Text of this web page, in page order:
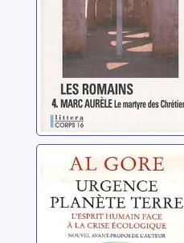
Urgence planète
terre: l'esprit
humain face à la
crise écologique
Gore, Al